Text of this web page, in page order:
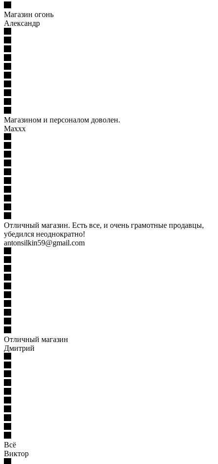
Магазин огонь
Александр
Магазином и персоналом доволен.
Маххх
Отличный магазин. Есть все, и очень грамотные продавцы,
убедился неоднократно!
antonsilkin59@gmail.com
Отличный магазин
Дмитрий
Всё
Виктор